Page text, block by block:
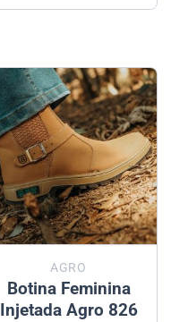
AGRO
Botina Feminina
Injetada Agro 826